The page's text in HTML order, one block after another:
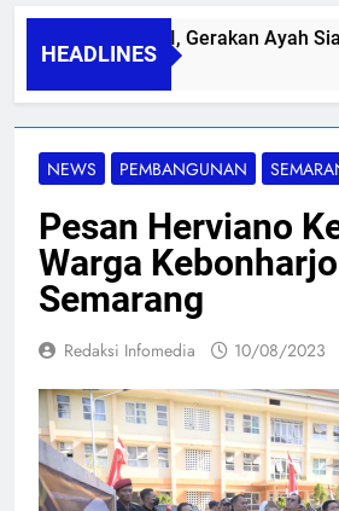
HEADLINES
PAPA SIDINI, Gerakan Ayah
06/08/2026
NEWS PEMBANGUNAN
Pesan Herviano
Warga Kebonharjo
Semarang
Redaksi Infomedia 10/08/2023